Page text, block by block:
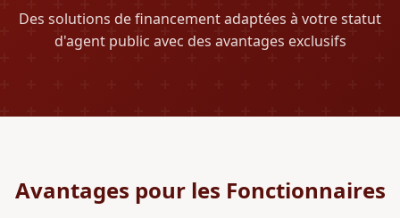
Des solutions de financement adaptées à votre statut
d'agent public avec des avantages exclusifs
Avantages pour les Fonctionnaires